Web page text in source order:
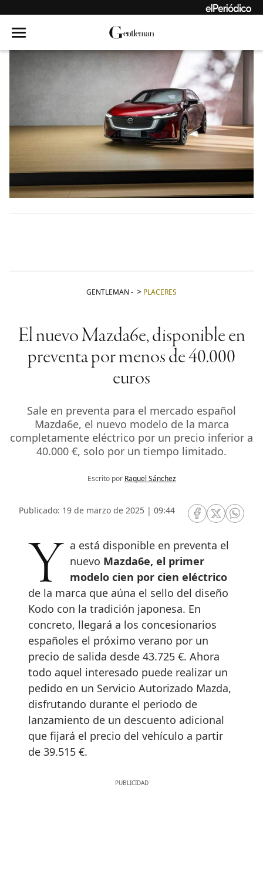
GENTLEMAN - PLACERES
El nuevo Mazda6e, disponible en
preventa por menos de 40.000
euros
Sale en preventa para el mercado español
Mazda6e, el nuevo modelo de la marca
completamente eléctrico por un precio inferior a
40.000 €, solo por un tiempo limitado.
Escrito por Raquel Sánchez
Publicado: 19 de marzo de 2025 | 09:44
RRSS Facebook
RRSSRRSS
Ya está disponible en preventa el nuevo Mazda6e, el primer
modelo cien por cien eléctrico
de la marca que aúna el sello del diseño
Kodo con la tradición japonesa. En
concreto, llegará a los concesionarios
españoles el próximo verano por un
precio de salida desde 43.725 €. Ahora
todo aquel interesado puede realizar un
pedido en un Servicio Autorizado Mazda,
disfrutando durante el periodo de
lanzamiento de un descuento adicional
que fijará el precio del vehículo a partir
de 39.515 €.